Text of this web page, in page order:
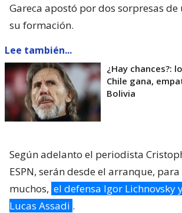
Gareca apostó por dos sorpresas
su formación.
Lee también...
¿Hay chances?:
Chile gana,
Bolivia
Según adelanto el periodista
ESPN, serán desde el arranque,
muchos, el defensa Igor Lichnovsky
Lucas Assadi .